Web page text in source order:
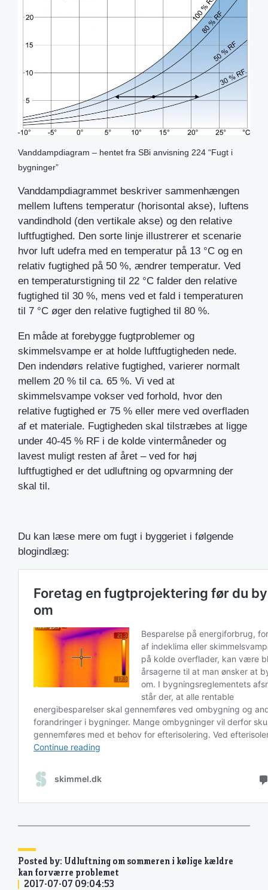
Vanddampdiagram – hentet fra SBi anvisning 224 “Fugt i
bygninger”
Vanddampdiagrammet beskriver sammenhængen
mellem luftens temperatur (horisontal akse), luftens
vandindhold (den vertikale akse) og den relative
luftfugtighed. Den sorte linje illustrerer et scenarie
hvor luft udefra med en temperatur på 13 °C og en
relativ fugtighed på 50 %, ændrer temperatur. Ved
en temperaturstigning til 22 °C falder den relative
fugtighed til 30 %, mens ved et fald i temperaturen
til 7 °C øger den relative fugtighed til 80 %.
En måde at forebygge fugtproblemer og
skimmelsvampe er at holde luftfugtigheden nede.
Den indendørs relative fugtighed, varierer normalt
mellem 20 % til ca. 65 %. Vi ved at
skimmelsvampe vokser ved forhold, hvor den
relative fugtighed er 75 % eller mere ved overfladen
af et materiale. Fugtigheden skal tilstræbes at ligge
under 40-45 % RF i de kolde vintermåneder og
lavest muligt resten af året – ved for høj
luftfugtighed er det udluftning og opvarmning der
skal til.
Du kan læse mere om fugt i byggeriet i følgende
blogindlæg:
Posted by: Udluftning om sommeren i kølige kældre
kan forværre problemet
2017-07-07 09:04:53